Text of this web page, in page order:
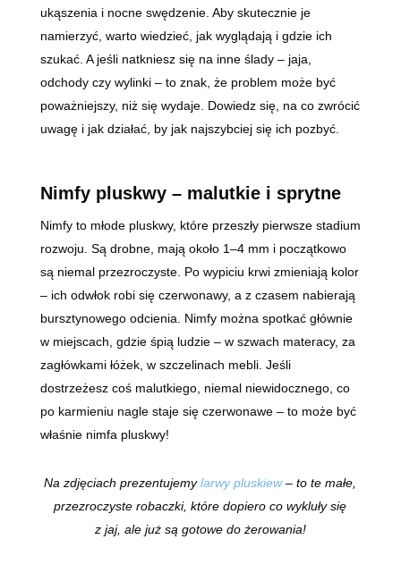
ukąszenia i nocne swędzenie. Aby skutecznie je
namierzyć, warto wiedzieć, jak wyglądają i gdzie ich
szukać. A jeśli natkniesz się na inne ślady – jaja,
odchody czy wylinki – to znak, że problem może być
poważniejszy, niż się wydaje. Dowiedz się, na co zwrócić
uwagę i jak działać, by jak najszybciej się ich pozbyć.
Nimfy pluskwy – malutkie i sprytne
Nimfy to młode pluskwy, które przeszły pierwsze stadium
rozwoju. Są drobne, mają około 1–4 mm i początkowo
są niemal przezroczyste. Po wypiciu krwi zmieniają kolor
– ich odwłok robi się czerwonawy, a z czasem nabierają
bursztynowego odcienia. Nimfy można spotkać głównie
w miejscach, gdzie śpią ludzie – w szwach materacy, za
zagłówkami łóżek, w szczelinach mebli. Jeśli
dostrzeżesz coś malutkiego, niemal niewidocznego, co
po karmieniu nagle staje się czerwonawe – to może być
właśnie nimfa pluskwy!
Na zdjęciach prezentujemylarwy pluskiew– to te małe,
przezroczyste robaczki, które dopiero co wykluły się
z jaj, ale już są gotowe do żerowania!